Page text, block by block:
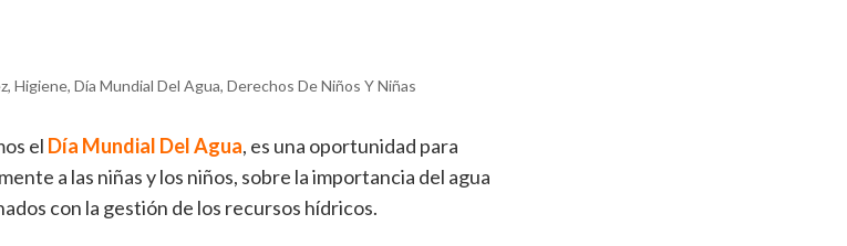
Higiene, Día Mundial Del Agua, Derechos De Niños Y Niñas
el Día Mundial Del Agua, es una oportunidad para
a las niñas y los niños, sobre la importancia del agua
con la gestión de los recursos hídricos.